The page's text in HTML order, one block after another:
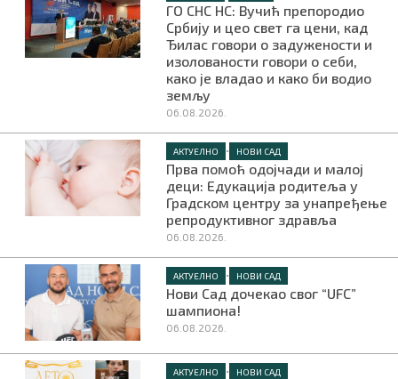
ГО СНС НС: Вучић препородио
Србију и цео свет га цени, кад
Ђилас говори о задужености и
изолованости говори о себи,
како је владао и како би водио
земљу
06.08.2026.
АКТУЕЛНО • НОВИ САД
Прва помоћ одојчади и малој
деци: Едукација родитеља у
Градском центру за унапређење
репродуктивног здравља
06.08.2026.
АКТУЕЛНО • НОВИ САД
Нови Сад дочекао свог “UFC”
шампиона!
06.08.2026.
АКТУЕЛНО • НОВИ САД